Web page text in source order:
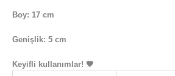
Boy: 17 cm
Genişlik: 5 cm
Keyifli kullanımlar! 🖤